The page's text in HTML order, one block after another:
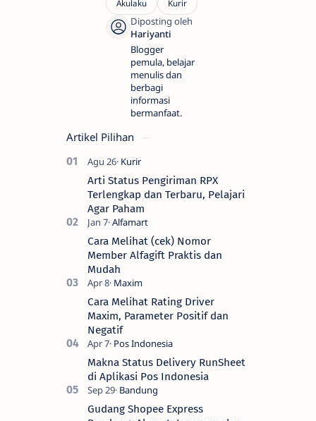
Blogger
pemula, belajar
menulis dan
berbagi
informasi
bermanfaat.
Artikel Pilihan
Arti Status Pengiriman RPX
Terlengkap dan Terbaru, Pelajari
Agar Paham
Cara Melihat (cek) Nomor
Member Alfagift Praktis dan
Mudah
Cara Melihat Rating Driver
Maxim, Parameter Positif dan
Negatif
Makna Status Delivery RunSheet
di Aplikasi Pos Indonesia
Gudang Shopee Express